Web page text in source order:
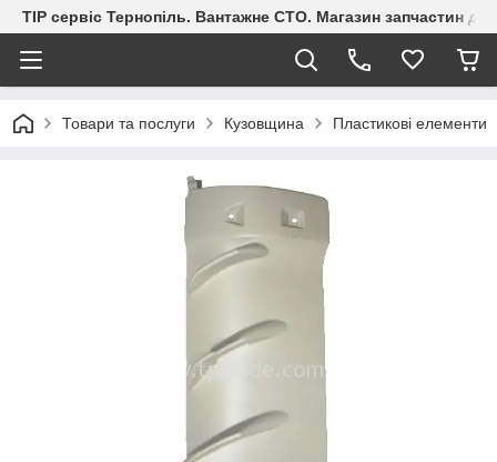
ТІР сервіс Тернопіль. Вантажне СТО. Магазин запчастин
Товари та послуги Кузовщина Пластикові елементи